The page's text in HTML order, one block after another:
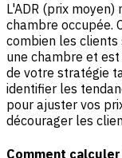
L'ADR (prix moyen)
chambre occupée.
combien les
une chambre et
de votre stratégie
identifier les
pour ajuster vos
décourager les
Comment calculer